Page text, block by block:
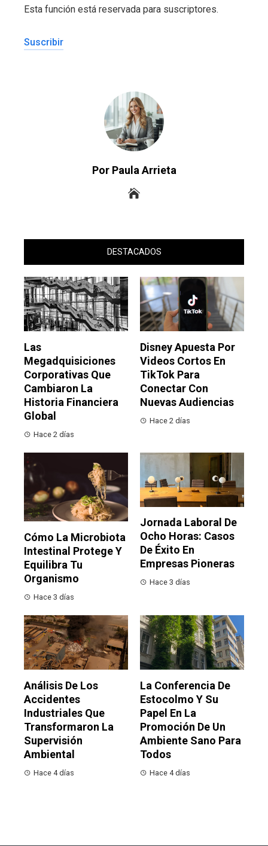
Esta función está reservada para suscriptores.
Suscribir
Por Paula Arrieta
DESTACADOS
Las
Megadquisiciones
Corporativas Que
Cambiaron La
Historia Financiera
Global
Hace 2 días
Disney Apuesta Por
Videos Cortos En
TikTok Para
Conectar Con
Nuevas Audiencias
Hace 2 días
Cómo La Microbiota
Intestinal Protege Y
Equilibra Tu
Organismo
Hace 3 días
Jornada Laboral De
Ocho Horas: Casos
De Éxito En
Empresas Pioneras
Hace 3 días
Análisis De Los
Accidentes
Industriales Que
Transformaron La
Supervisión
Ambiental
Hace 4 días
La Conferencia De
Estocolmo Y Su
Papel En La
Promoción De Un
Ambiente Sano Para
Todos
Hace 4 días